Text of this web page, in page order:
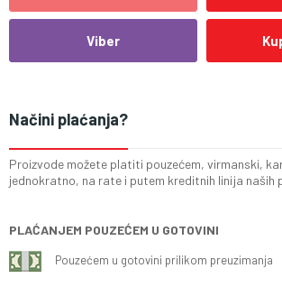
Viber
Načini plaćanja?
Proizvode možete platiti pouzećem, virmanski,
jednokratno, na rate i putem kreditnih linija naših
PLAĆANJEM POUZEĆEM U GOTOVINI
Pouzećem u gotovini prilikom preuzimanja